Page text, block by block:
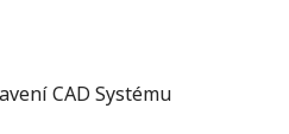
CAD Systému